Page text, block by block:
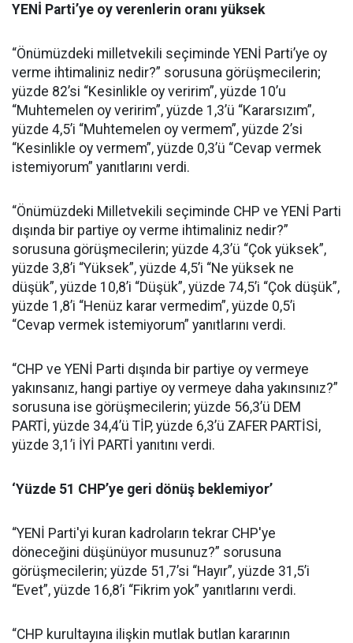
YENİ Parti’ye oy verenlerin oranı yüksek
“Önümüzdeki milletvekili seçiminde YENİ Parti’ye oy
verme ihtimaliniz nedir?” sorusuna görüşmecilerin;
yüzde 82’si “Kesinlikle oy veririm”, yüzde 10’u
“Muhtemelen oy veririm”, yüzde 1,3’ü “Kararsızım”,
yüzde 4,5’i “Muhtemelen oy vermem”, yüzde 2’si
“Kesinlikle oy vermem”, yüzde 0,3’ü “Cevap vermek
istemiyorum” yanıtlarını verdi.
“Önümüzdeki Milletvekili seçiminde CHP ve YENİ Parti
dışında bir partiye oy verme ihtimaliniz nedir?”
sorusuna görüşmecilerin; yüzde 4,3’ü “Çok yüksek”,
yüzde 3,8’i “Yüksek”, yüzde 4,5’i “Ne yüksek ne
düşük”, yüzde 10,8’i “Düşük”, yüzde 74,5’i “Çok düşük”,
yüzde 1,8’i “Henüz karar vermedim”, yüzde 0,5’i
“Cevap vermek istemiyorum” yanıtlarını verdi.
“CHP ve YENİ Parti dışında bir partiye oy vermeye
yakınsanız, hangi partiye oy vermeye daha yakınsınız?”
sorusuna ise görüşmecilerin; yüzde 56,3’ü DEM
PARTİ, yüzde 34,4’ü TİP, yüzde 6,3’ü ZAFER PARTİSİ,
yüzde 3,1’i İYİ PARTİ yanıtını verdi.
‘Yüzde 51 CHP’ye geri dönüş beklemiyor’
“YENİ Parti'yi kuran kadroların tekrar CHP'ye
döneceğini düşünüyor musunuz?” sorusuna
görüşmecilerin; yüzde 51,7’si “Hayır”, yüzde 31,5’i
“Evet”, yüzde 16,8’i “Fikrim yok” yanıtlarını verdi.
“CHP kurultayına ilişkin mutlak butlan kararının